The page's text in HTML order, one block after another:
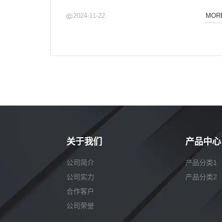
2024-11-22
关于我们
公司简介
公司实力
合作客户
公司荣誉
产品中心
产品分类1
产品分类2